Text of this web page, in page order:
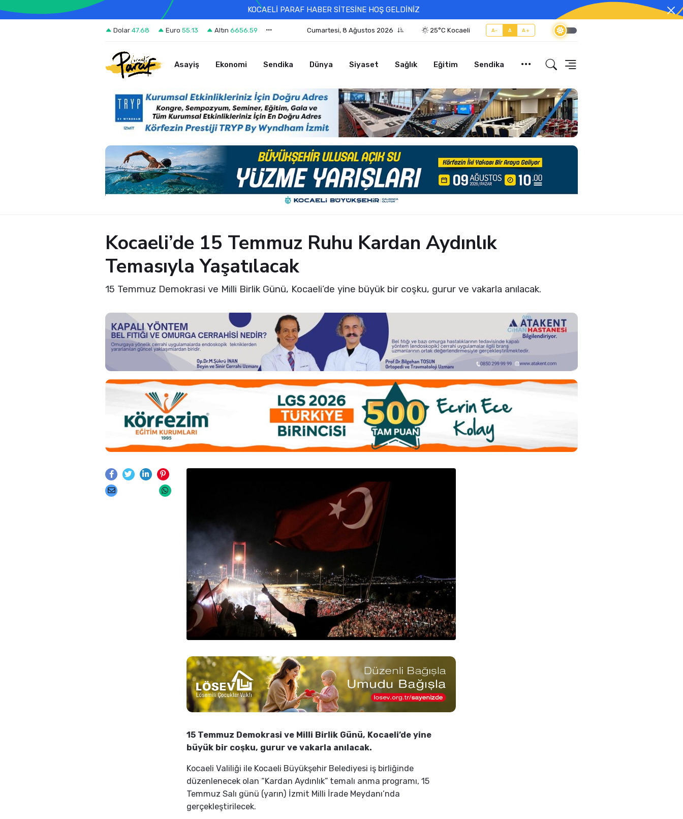
KOCAELİ PARAF HABER SİTESİNE HOŞ GELDİNİZ
Dolar 47.68 Euro 55.13 Altın 6656.59 Cumartesi, 8 Ağustos 2026 25°C Kocaeli A- A A+
Asayiş Ekonomi Sendika Dünya Siyaset Sağlık Eğitim Sendika
Kocaeli’de 15 Temmuz Ruhu Kardan Aydınlık
Temasıyla Yaşatılacak
15 Temmuz Demokrasi ve Milli Birlik Günü, Kocaeli’de yine büyük bir coşku, gurur ve vakarla anılacak.
15 Temmuz Demokrasi ve Milli Birlik Günü, Kocaeli’de yine
büyük bir coşku, gurur ve vakarla anılacak.
Kocaeli Valiliği ile Kocaeli Büyükşehir Belediyesi iş birliğinde
düzenlenecek olan “Kardan Aydınlık” temalı anma programı, 15
Temmuz Salı günü (yarın) İzmit Milli İrade Meydanı’nda
gerçekleştirilecek.